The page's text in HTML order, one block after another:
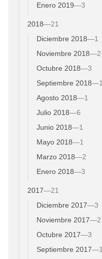
Enero 2019—3
2018—21
Diciembre 2018—1
Noviembre 2018—2
Octubre 2018—3
Septiembre 2018—1
Agosto 2018—1
Julio 2018—6
Junio 2018—1
Mayo 2018—1
Marzo 2018—2
Enero 2018—3
2017—21
Diciembre 2017—3
Noviembre 2017—2
Octubre 2017—3
Septiembre 2017—1